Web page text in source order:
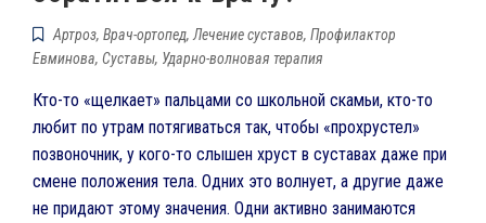
Артроз, Врач-ортопед, Лечение суставов, Профилактор
Евминова, Суставы, Ударно-волновая терапия
Кто-то «щелкает» пальцами со школьной скамьи, кто-то
любит по утрам потягиваться так, чтобы «прохрустел»
позвоночник, у кого-то слышен хруст в суставах даже при
смене положения тела. Одних это волнует, а другие даже
не придают этому значения. Одни активно занимаются